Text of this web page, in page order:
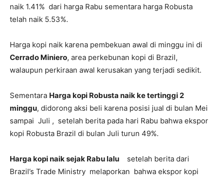
naik 1.41% dari harga Rabu sementara harga Robusta
telah naik 5.53%.
Harga kopi naik karena pembekuan awal di minggu ini di
Cerrado Miniero, area perkebunan kopi di Brazil,
walaupun perkiraan awal kerusakan yang terjadi sedikit.
Sementara Harga kopi Robusta naik ke tertinggi 2
minggu, didorong aksi beli karena posisi jual di bulan Mei
sampai Juli , setelah berita pada hari Rabu bahwa ekspor
kopi Robusta Brazil di bulan Juli turun 49%.
Harga kopi naik sejak Rabu lalu setelah berita dari
Brazil’s Trade Ministry melaporkan bahwa ekspor kopi